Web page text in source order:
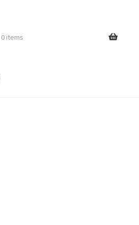
0 items